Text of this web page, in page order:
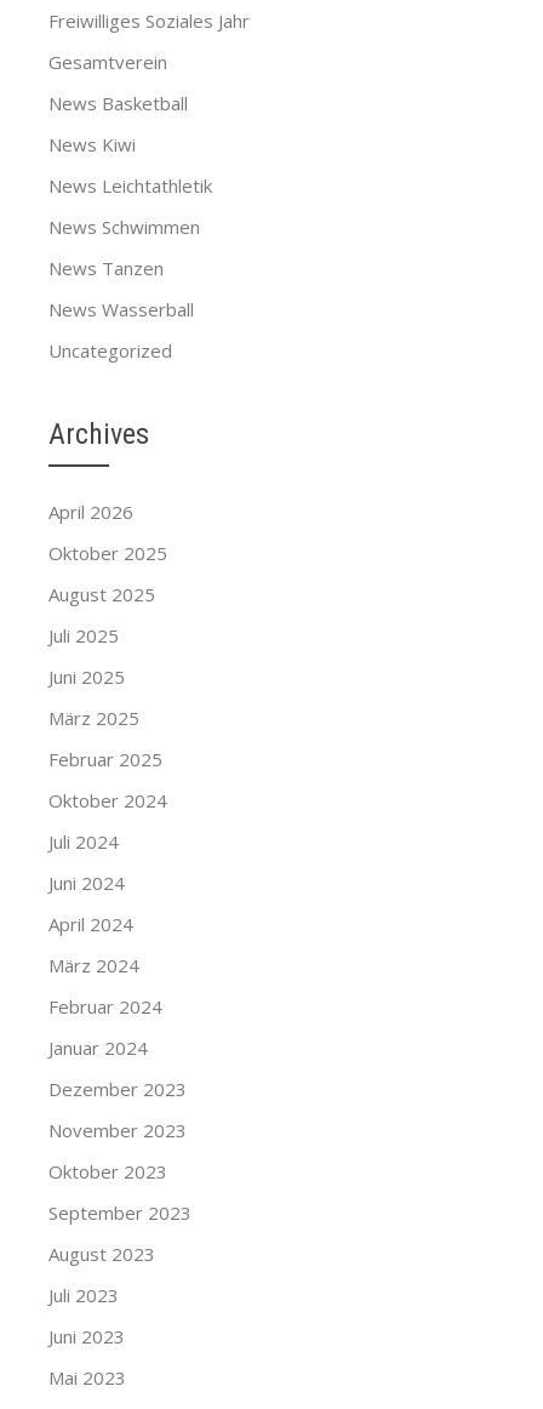
Freiwilliges Soziales Jahr
Gesamtverein
News Basketball
News Kiwi
News Leichtathletik
News Schwimmen
News Tanzen
News Wasserball
Uncategorized
Archives
April 2026
Oktober 2025
August 2025
Juli 2025
Juni 2025
März 2025
Februar 2025
Oktober 2024
Juli 2024
Juni 2024
April 2024
März 2024
Februar 2024
Januar 2024
Dezember 2023
November 2023
Oktober 2023
September 2023
August 2023
Juli 2023
Juni 2023
Mai 2023